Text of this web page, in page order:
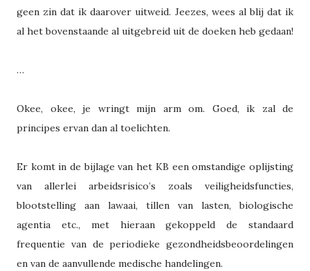
geen zin dat ik daarover uitweid. Jeezes, wees al blij dat ik
al het bovenstaande al uitgebreid uit de doeken heb gedaan!
…
Okee, okee, je wringt mijn arm om. Goed, ik zal de
principes ervan dan al toelichten.
Er komt in de bijlage van het KB een omstandige oplijsting
van allerlei arbeidsrisico’s zoals veiligheidsfuncties,
blootstelling aan lawaai, tillen van lasten, biologische
agentia etc., met hieraan gekoppeld de standaard
frequentie van de periodieke gezondheidsbeoordelingen
en van de aanvullende medische handelingen.